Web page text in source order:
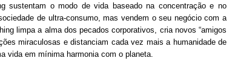
sustentam o modo de vida baseado na concentração e no
de ultra-consumo, mas vendem o seu negócio com a
limpa a alma dos pecados corporativos, cria novos “amigos
miraculosas e distanciam cada vez mais a humanidade de
vida em mínima harmonia com o planeta.